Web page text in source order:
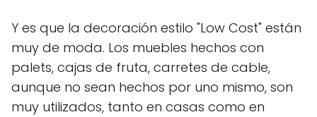
Y es que la decoración estilo "Low Cost" están
muy de moda. Los muebles hechos con
palets, cajas de fruta, carretes de cable,
aunque no sean hechos por uno mismo, son
muy utilizados, tanto en casas como en